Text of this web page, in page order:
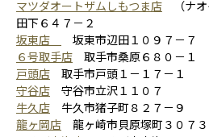
マツダオートザムしもつま店 （ナ
田下６４７－２
坂東店
坂東市辺田１０９７－７
６号取手店 取手市桑原６８０－１
戸頭店 取手市戸頭１－１７－１
守谷店 守谷市立沢１１０７
牛久店 牛久市猪子町８２７－９
龍ヶ岡店 龍ヶ崎市貝原塚町３０７３